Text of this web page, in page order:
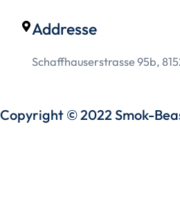
Addresse
Schaffhauserstrasse 95b,
Copyright © 2022 Smok-